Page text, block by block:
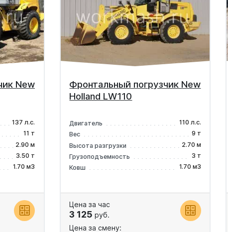
New
137 л.с.
11 т
2.90 м
3.50 т
1.70 м3
Фронтальный погрузчик New
Holland LW110
Двигатель
110 л.с.
Вес
9 т
Высота разгрузки
2.70 м
Грузоподъемность
3 т
Ковш
1.70 м3
Цена за час
3 125 руб.
Цена за смену: